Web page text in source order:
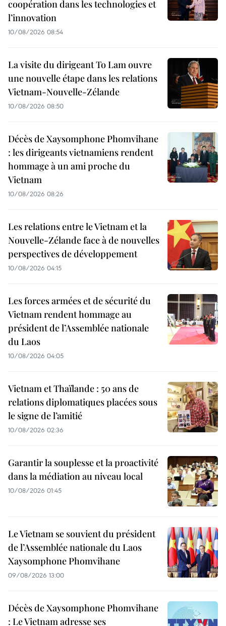
coopération dans les technologies et
l’innovation
10/08/2026 08:54
La visite du dirigeant To Lam ouvre
une nouvelle étape dans les relations
Vietnam-Nouvelle-Zélande
10/08/2026 08:50
Décès de Xaysomphone Phomvihane
: les dirigeants vietnamiens rendent
hommage à un ami proche du
Vietnam
10/08/2026 08:26
Les relations entre le Vietnam et la
Nouvelle-Zélande face à de nouvelles
perspectives de développement
10/08/2026 04:15
Les forces armées et de sécurité du
Vietnam rendent hommage au
président de l’Assemblée nationale
du Laos
10/08/2026 04:05
Vietnam et Thaïlande : 50 ans de
relations diplomatiques placées sous
le signe de l’amitié
10/08/2026 02:36
Garantir la souplesse et la proactivité
dans la médiation au niveau local
10/08/2026 01:45
Le Vietnam se souvient du président
de l’Assemblée nationale du Laos
Xaysomphone Phomvihane
09/08/2026 13:00
Décès de Xaysomphone Phomvihane
: Le Vietnam adresse ses